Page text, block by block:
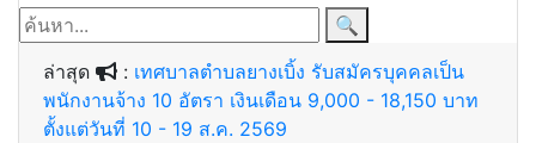
🔍
ล่าสุด
: เทศบาลตำบลยางเบิ้ง รับสมัครบุคคลเป็น
พนักงานจ้าง 10 อัตรา เงินเดือน 9,000 - 18,150 บาท
ตั้งแต่วันที่ 10 - 19 ส.ค. 2569